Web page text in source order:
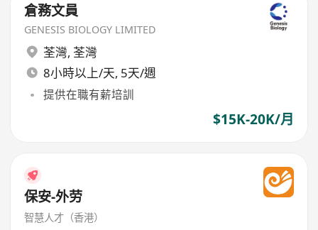
倉務文員
GENESIS BIOLOGY LIMITED
荃灣, 荃灣
8小時以上/天, 5天/週
提供在職有薪培訓
$15K-20K/月
保安-外劳
智慧人才（香港）